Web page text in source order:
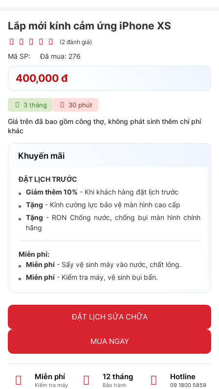
Lắp mới kính cảm ứng iPhone XS
(2 đánh giá)
Mã SP: Đã mua: 276
400,000 đ
3 tháng 30 phút
Giá trên đã bao gồm công thợ, không phát sinh thêm chí phí
khác
Khuyến mãi
ĐẶT LỊCH TRƯỚC
Giảm thêm 10% - Khi khách hàng đặt lịch trước
Tặng - Kính cường lực bảo vệ màn hình cao cấp
Tặng - RON Chống nước, chống bụi màn hình chính
hãng
Miễn phí:
Miễn phí - Sấy vệ sinh máy vào nước, chất lỏng.
Miễn phí - Kiểm tra máy, vệ sinh bụi bẩn.
ĐẶT LỊCH SỬA CHỮA
MUA NGAY
Miễn phí
Kiểm tra máy
12 tháng
Bảo hành
Hotline
09 1800 5859